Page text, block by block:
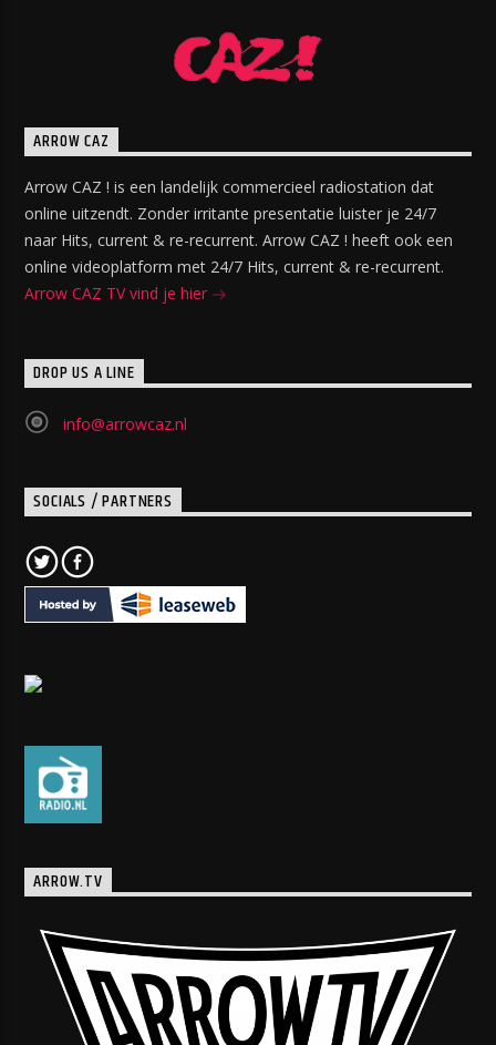
ARROW CAZ
Arrow CAZ ! is een landelijk commercieel radiostation dat
online uitzendt. Zonder irritante presentatie luister je 24/7
naar Hits, current & re-recurrent. Arrow CAZ ! heeft ook een
online videoplatform met 24/7 Hits, current & re-recurrent.
Arrow CAZ TV vind je hier
DROP US A LINE
info@arrowcaz.nl
SOCIALS / PARTNERS
ARROW.TV